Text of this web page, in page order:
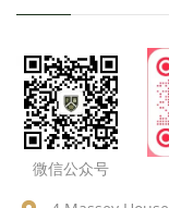
微信公众号